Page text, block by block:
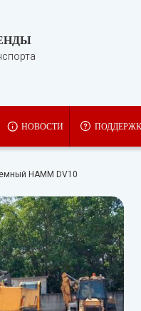
НОВОСТИ
HAMM DV10